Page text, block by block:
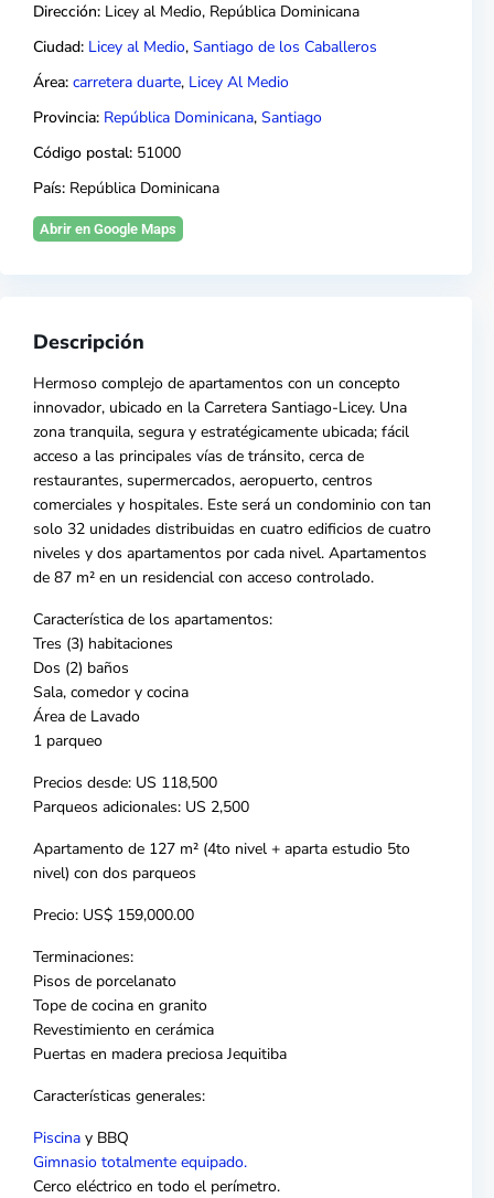
Dirección: Licey al Medio, República Dominicana
Ciudad: Licey al Medio, Santiago de los Caballeros
Área: carretera duarte, Licey Al Medio
Provincia: República Dominicana, Santiago
Código postal: 51000
País: República Dominicana
Abrir en Google Maps
Descripción
Hermoso complejo de apartamentos con un concepto
innovador, ubicado en la Carretera Santiago-Licey. Una
zona tranquila, segura y estratégicamente ubicada; fácil
acceso a las principales vías de tránsito, cerca de
restaurantes, supermercados, aeropuerto, centros
comerciales y hospitales. Este será un condominio con tan
solo 32 unidades distribuidas en cuatro edificios de cuatro
niveles y dos apartamentos por cada nivel. Apartamentos
de 87 m² en un residencial con acceso controlado.
Característica de los apartamentos:
Tres (3) habitaciones
Dos (2) baños
Sala, comedor y cocina
Área de Lavado
1 parqueo
Precios desde: US 118,500
Parqueos adicionales: US 2,500
Apartamento de 127 m² (4to nivel + aparta estudio 5to
nivel) con dos parqueos
Precio: US$ 159,000.00
Terminaciones:
Pisos de porcelanato
Tope de cocina en granito
Revestimiento en cerámica
Puertas en madera preciosa Jequitiba
Características generales:
Piscina y BBQ
Gimnasio totalmente equipado.
Cerco eléctrico en todo el perímetro.